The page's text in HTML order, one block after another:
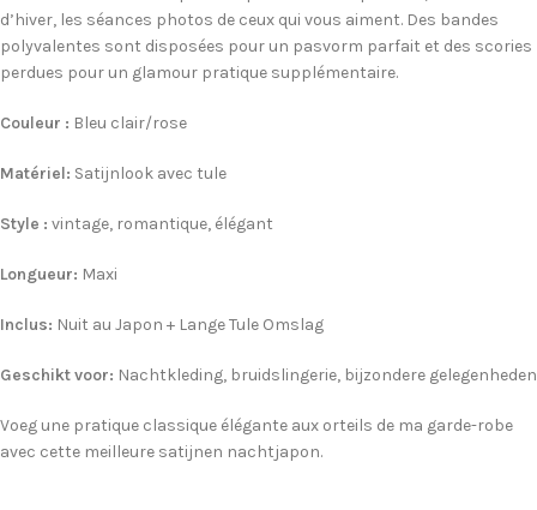
d’hiver, les séances photos de ceux qui vous aiment. Des bandes
polyvalentes sont disposées pour un pasvorm parfait et des scories
perdues pour un glamour pratique supplémentaire.
Couleur : Bleu clair/rose
Matériel: Satijnlook avec tule
Style : vintage, romantique, élégant
Longueur: Maxi
Inclus: Nuit au Japon + Lange Tule Omslag
Geschikt voor: Nachtkleding, bruidslingerie, bijzondere gelegenheden
Voeg une pratique classique élégante aux orteils de ma garde-robe
avec cette meilleure satijnen nachtjapon.